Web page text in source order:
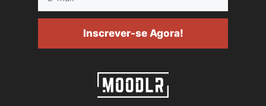
mail
Inscrever-se Agora!